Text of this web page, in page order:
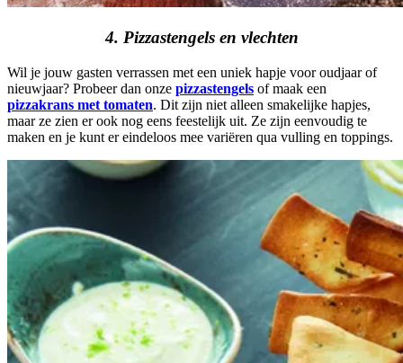
4. Pizzastengels en vlechten
Wil je jouw gasten verrassen met een uniek hapje voor oudjaar of
nieuwjaar? Probeer dan onze pizzastengels of maak een
pizzakrans met tomaten. Dit zijn niet alleen smakelijke hapjes,
maar ze zien er ook nog eens feestelijk uit. Ze zijn eenvoudig te
maken en je kunt er eindeloos mee variëren qua vulling en toppings.